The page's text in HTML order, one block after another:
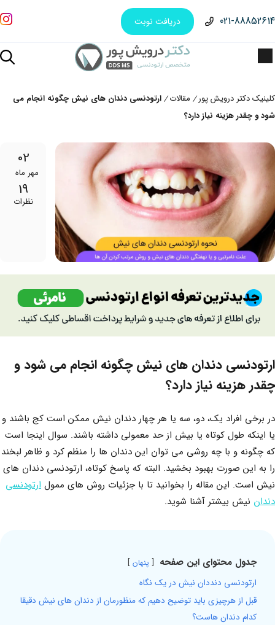
021-88852614 دریافت نوبت
کلینیک دکتر درویش پور / مقالات /ارتودنسی دندان های نیش چگونه انجام می
شود و چقدر هزینه نیاز دارد؟
02
مهر ماه
19
نظرات
ارتودنسی دندان های نیش چگونه انجام می شود و
چقدر هزینه نیاز دارد؟
در برخی افراد یک، دو، سه یا هر چهار دندان نیش ممکن است کج باشند و
یا اینکه طول کوتاه یا بیش از حد معمولی داشته باشند. سوال اینجا است
که چگونه و با چه روشی می توان این دندان ها را منظم کرد و ظاهر لبخند
را به این صورت بهبود بخشید. البته که پاسخ کوتاه، ارتودنسی دندان های
نیش است. این مقاله را بخوانید تا با جزئیات روش های ممول ارتودنسی
دندان نیش بیشتر آشنا شوید.
جدول محتوای این صفحه پنهان
ارتودنسی دنددان نیش در یک نگاه
قبل از هرچیزی باید توضیح دهیم که منظورمان از دندان های نیش دقیقا
کدام دندان هاست؟